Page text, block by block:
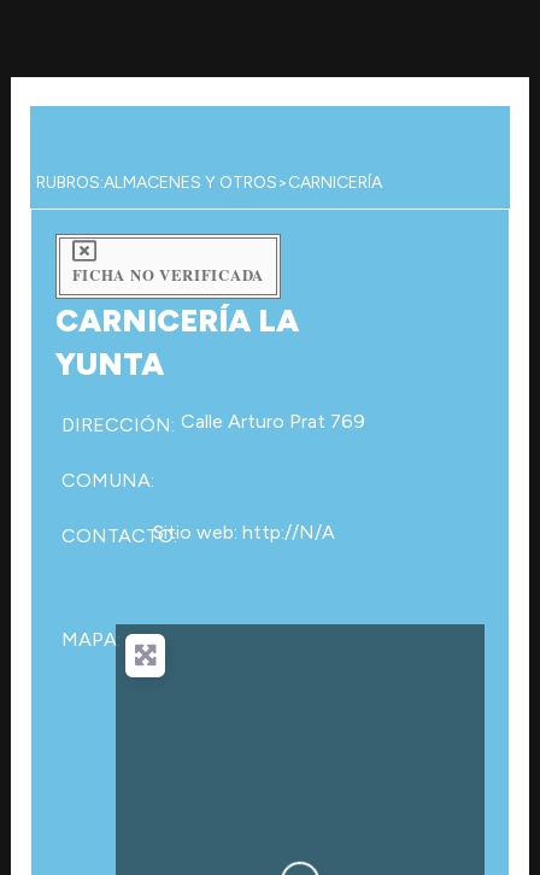
contenido
RUBROS:ALMACENES Y OTROS>CARNICERÍA
FICHA NO VERIFICADA
CARNICERÍA LA
YUNTA
DIRECCIÓN: Calle Arturo Prat 769
COMUNA:
CONTACTO:Sitio web: http://N/A
MAPA: